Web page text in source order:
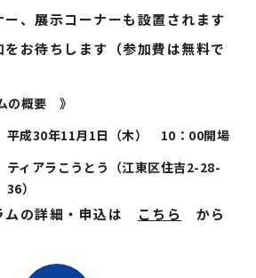
示コーナーも設置されます
待ちします（参加費は無料で
の概要 》
平成30年11月1日（木） 10：00開場
ティアラこうとう（江東区住吉2-28-
36）
細・申込は こちら から